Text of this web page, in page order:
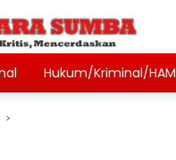
Hukum/Kriminal/HAM